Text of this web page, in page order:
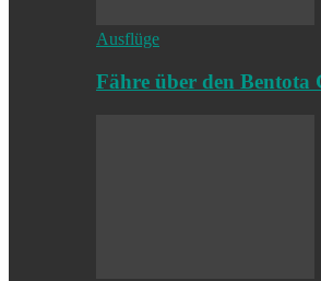
Ausflüge
Fähre über den Bentota